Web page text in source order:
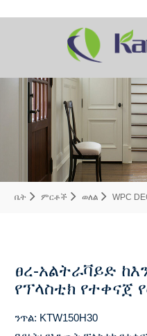
ቤት ምርቶች ወለል WPC
ፀረ-አልትራቫይድ
የፕላስቲክ የተቀናጀ
ንጥል: KTW150H30